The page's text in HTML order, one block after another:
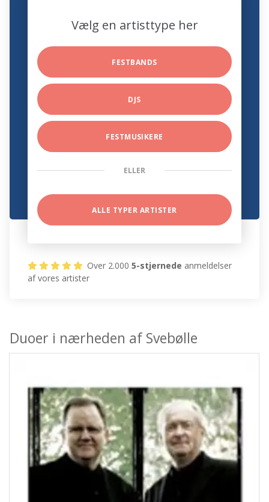
Vælg en artisttype her
FESTBANDS
DJS
FESTMUSIKERE
ELLER
ALLE TYPER ARTISTER
Over 2.0005-stjernede anmeldelser
af vores artister
Duoer i nærheden af Svebølle